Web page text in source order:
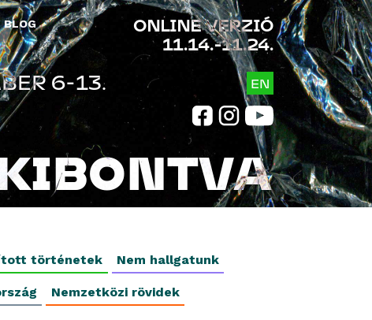
BLOG
ONLINE VERZIÓ
11.14.-11.24.
EN
6-13.
történetek Nem hallgatunk
Nemzetközi rövidek